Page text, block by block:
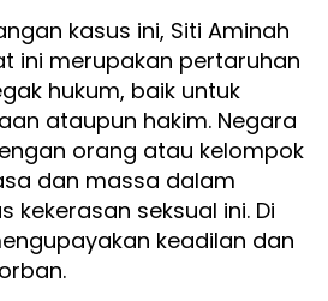
kasus ini, Siti Aminah
ini merupakan pertaruhan
hukum, baik untuk
ataupun hakim. Negara
orang atau kelompok
dan massa dalam
kekerasan seksual ini. Di
keadilan dan